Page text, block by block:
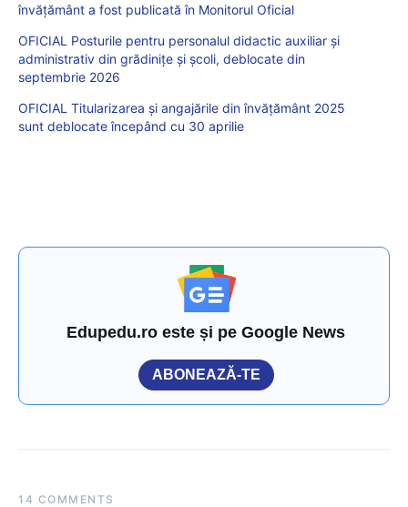
învățământ a fost publicată în Monitorul Oficial
OFICIAL Posturile pentru personalul didactic auxiliar și
administrativ din grădinițe și școli, deblocate din
septembrie 2026
OFICIAL Titularizarea și angajările din învățământ 2025
sunt deblocate începând cu 30 aprilie
Edupedu.ro este și pe Google News
ABONEAZĂ-TE
14 COMMENTS